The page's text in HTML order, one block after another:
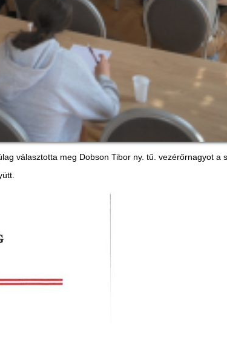
választotta meg Dobson Tibor ny. tű. vezérőrnagyot a